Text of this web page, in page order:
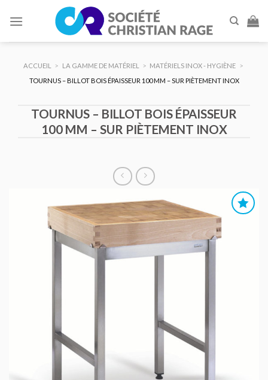
ACCUEIL > LA GAMME DE MATÉRIEL > MATÉRIELS INOX - HYGIÈNE
>
TOURNUS – BILLOT BOIS ÉPAISSEUR 100 MM – SUR PIÈTEMENT INOX
TOURNUS – BILLOT BOIS ÉPAISSEUR
100 MM – SUR PIÈTEMENT INOX
AJOUTER
AU DEVIS